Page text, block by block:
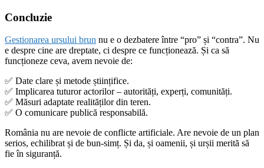
Concluzie
Gestionarea ursului brun nu e o dezbatere între “pro” și “contra”. Nu
e despre cine are dreptate, ci despre ce funcționează. Și ca să
funcționeze ceva, avem nevoie de:
✅ Date clare și metode științifice.
✅ Implicarea tuturor actorilor – autorități, experți, comunități.
✅ Măsuri adaptate realităților din teren.
✅ O comunicare publică responsabilă.
România nu are nevoie de conflicte artificiale. Are nevoie de un plan
serios, echilibrat și de bun-simț. Și da, și oamenii, și urșii merită să
fie în siguranță.